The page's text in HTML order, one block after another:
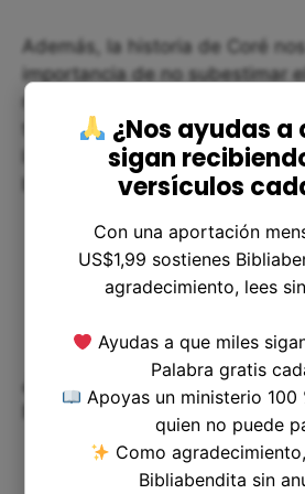
Además, la historia de Coré
importancia de no subestimar
nuestras decisiones. Una mala
tener consecuencias graves,
la oportunidad de enmendar
buscar la reconciliación.
¿Cómo podemos
nuestra vida?
¿Nos ayudas a
sigan
versículos
Con una aportación
US$1,99 sostienes
agradecimiento, lees
Ayudas a que miles
Palabra gratis
Apoyas un ministerio 100
quien no puede
Como
Bibliabendita sin